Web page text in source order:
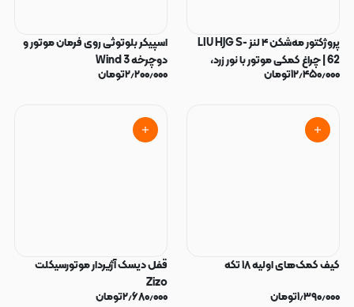
پروژکتور مه‌شکن ۴ لنز LIU HJG S-
62 | چراغ کمکی موتور با نور زرد،
سفید و Devil Eye
۱۲٫۴۵۰٫۰۰۰تومان
اسپیکر بلوتوثی روی فرمان موتور و
دوچرخه Wind 3
۲٫۲۰۰٫۰۰۰تومان
کیف کمک‌های اولیه ۱۸ تکه
۱٫۳۹۰٫۰۰۰تومان
قفل دیسک آژیر‌دار موتورسیکلت
Zizo
۲٫۶۸۰٫۰۰۰تومان